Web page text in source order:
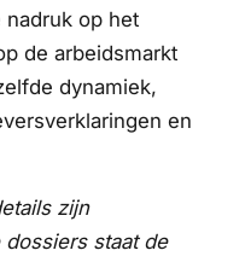
op het
de arbeidsmarkt
dynamiek,
en
zijn
staat de